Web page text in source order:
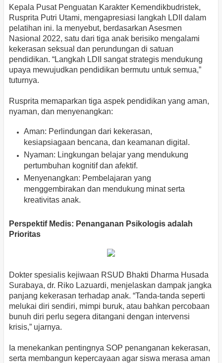
Kepala Pusat Penguatan Karakter Kemendikbudristek,
Rusprita Putri Utami, mengapresiasi langkah LDII dalam
pelatihan ini. Ia menyebut, berdasarkan Asesmen
Nasional 2022, satu dari tiga anak berisiko mengalami
kekerasan seksual dan perundungan di satuan
pendidikan. “Langkah LDII sangat strategis mendukung
upaya mewujudkan pendidikan bermutu untuk semua,”
tuturnya.
Rusprita memaparkan tiga aspek pendidikan yang aman,
nyaman, dan menyenangkan:
Aman: Perlindungan dari kekerasan,
kesiapsiagaan bencana, dan keamanan digital.
Nyaman: Lingkungan belajar yang mendukung
pertumbuhan kognitif dan afektif.
Menyenangkan: Pembelajaran yang
menggembirakan dan mendukung minat serta
kreativitas anak.
Perspektif Medis: Penanganan Psikologis adalah
Prioritas
Dokter spesialis kejiwaan RSUD Bhakti Dharma Husada
Surabaya, dr. Riko Lazuardi, menjelaskan dampak jangka
panjang kekerasan terhadap anak. “Tanda-tanda seperti
melukai diri sendiri, mimpi buruk, atau bahkan percobaan
bunuh diri perlu segera ditangani dengan intervensi
krisis,” ujarnya.
Ia menekankan pentingnya SOP penanganan kekerasan,
serta membangun kepercayaan agar siswa merasa aman